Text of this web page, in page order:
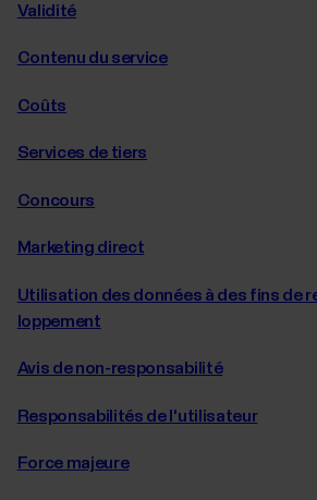
Validité
Contenu du service
Coûts
Services de tiers
Concours
Marketing direct
Utilisation des données à des fins de
loppement
Avis de non-responsabilité
Responsabilités de l'utilisateur
Force majeure